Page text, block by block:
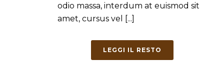
odio massa, interdum at euismod sit
amet, cursus vel [...]
LEGGI IL RESTO